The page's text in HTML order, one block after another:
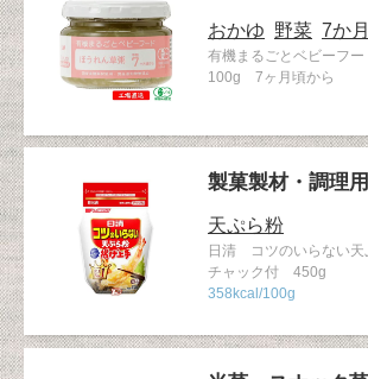
おかゆ 野菜 7か
有機まるごとベビーフ
100g 7ヶ月頃から
製菓製材・調理
天ぷら粉
日清 コツのいらない
チャック付 450g
358kcal/100g